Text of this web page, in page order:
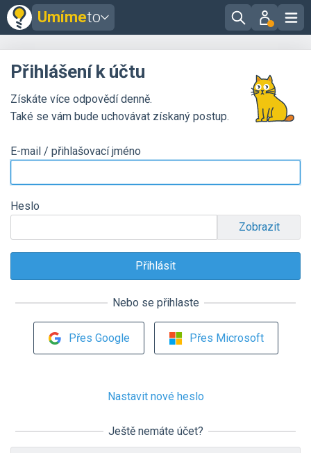
Umímeto
Přihlášení k účtu
Získáte více odpovědí denně.
Také se vám bude uchovávat získaný postup.
E-mail / přihlašovací jméno
Heslo
Zobrazit
Nebo se přihlaste
Přes Google Přes Microsoft
Nastavit nové heslo
Ještě nemáte účet?